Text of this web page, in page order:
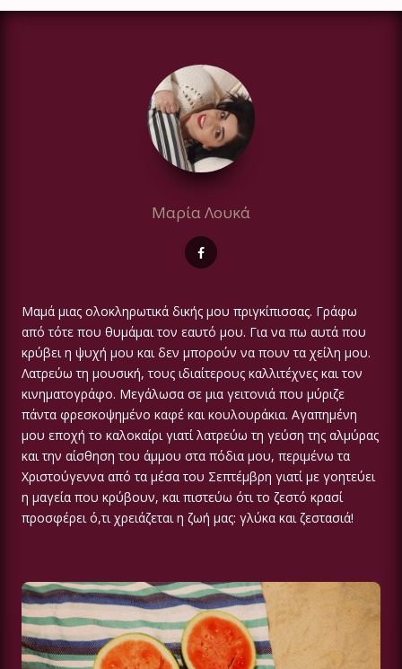
Μαρία Λουκά
Μαμά μιας ολοκληρωτικά δικής μου πριγκίπισσας. Γράφω
από τότε που θυμάμαι τον εαυτό μου. Για να πω αυτά που
κρύβει η ψυχή μου και δεν μπορούν να πουν τα χείλη μου.
Λατρεύω τη μουσική, τους ιδιαίτερους καλλιτέχνες και τον
κινηματογράφο. Μεγάλωσα σε μια γειτονιά που μύριζε
πάντα φρεσκοψημένο καφέ και κουλουράκια. Αγαπημένη
μου εποχή το καλοκαίρι γιατί λατρεύω τη γεύση της αλμύρας
και την αίσθηση του άμμου στα πόδια μου, περιμένω τα
Χριστούγεννα από τα μέσα του Σεπτέμβρη γιατί με γοητεύει
η μαγεία που κρύβουν, και πιστεύω ότι το ζεστό κρασί
προσφέρει ό,τι χρειάζεται η ζωή μας: γλύκα και ζεστασιά!